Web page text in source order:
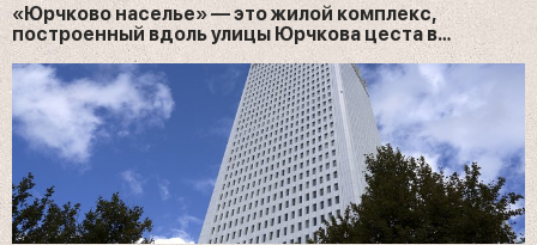
«Юрчково населье» — это жилой комплекс,
построенный вдоль улицы Юрчкова цеста в…